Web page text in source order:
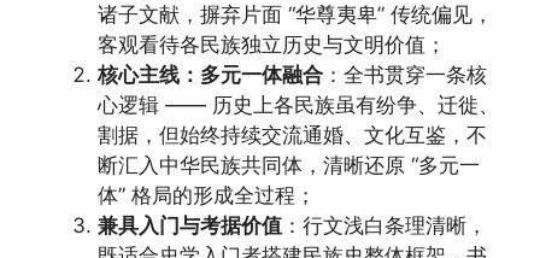
诸子文献，摒弃片面 “华尊夷卑” 传统偏见，
客观看待各民族独立历史与文明价值；
核心主线：多元一体融合 ：全书贯穿一条核
心逻辑 —— 历史上各民族虽有纷争、迁徙、
割据，但始终持续交流通婚、文化互鉴，不
断汇入中华民族共同体，清晰还原 “多元一
体” 格局的形成全过程；
兼具入门与考据价值 ：行文浅白条理清晰，